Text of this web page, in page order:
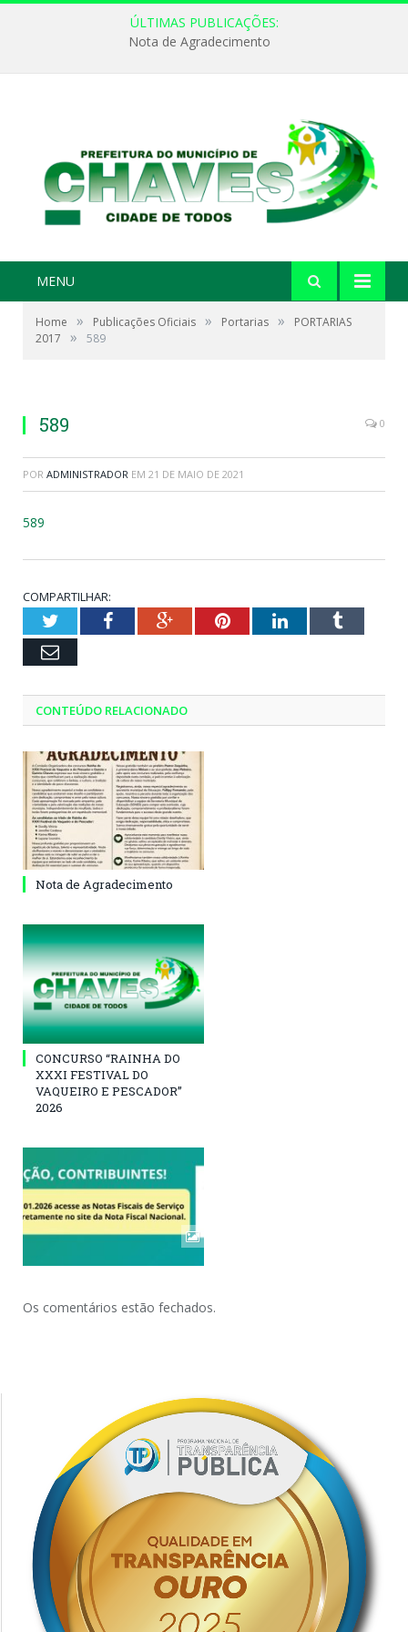
ÚLTIMAS PUBLICAÇÕES:
Nota de Agradecimento
MENU
Home » Publicações Oficiais » Portarias »
PORTARIAS
2017
» 589
589 0
POR ADMINISTRADOR EM 21 DE MAIO DE 2021
589
COMPARTILHAR:
TwitterFacebookGoogle+PinterestLinkedInTumblr
Email
CONTEÚDO RELACIONADO
Nota de Agradecimento
CONCURSO “RAINHA DO
XXXI FESTIVAL DO
VAQUEIRO E PESCADOR”
2026
Os comentários estão fechados.